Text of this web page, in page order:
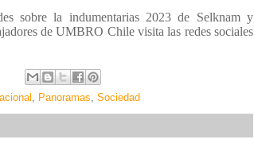
sobre la indumentarias 2023 de Selknam y
de UMBRO Chile visita las redes sociales
Panoramas Sociedad